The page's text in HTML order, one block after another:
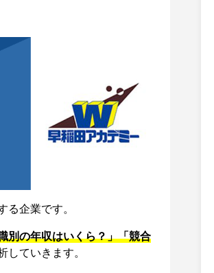
企業です。
別の年収はいくら？」「競合
していきます。